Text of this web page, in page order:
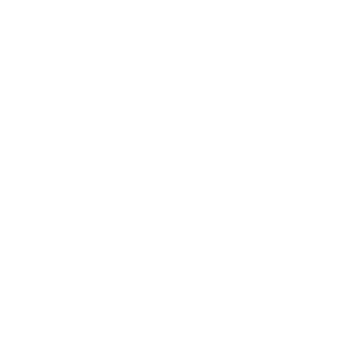
供させていただ
了承ください。
き作成されるも
をご了承くださ
御機器販売店・
ようお願いしま
ズにご登録され
社の共同利用者
ありません。
です。
ず変更すること
1000ppm以下、
下、フタル酸ジブチ
) : 1000ppm、
、
ない年数を意
貨物等」とい
可)を取得する
要な手段を講じ
これらの製造装
ムロン制御